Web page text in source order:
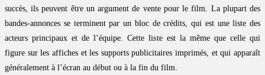
succès, ils peuvent être un argument de vente pour le film. La plupart des
bandes-annonces se terminent par un bloc de crédits, qui est une liste des
acteurs principaux et de l’équipe. Cette liste est la même que celle qui
figure sur les affiches et les supports publicitaires imprimés, et qui apparaît
généralement à l’écran au début ou à la fin du film.